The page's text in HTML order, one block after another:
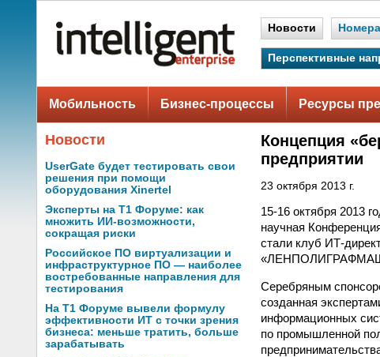
Новости Номера
Перспективные
Мобильность Бизнес-процессы Ресурсы
Новости
UserGate будет тестировать свои
решения при помощи
оборудования Xinertel
Эксперты на Т1 Форуме: как
множить ИИ-возможности,
сокращая риски
Российское ПО виртуализации и
инфраструктурное ПО — наиболее
востребованные направления для
тестирования
На Т1 Форуме вывели формулу
эффективности ИТ с точки зрения
бизнеса: меньше тратить, больше
зарабатывать
Концепция
предприятии
23 октября 2013 г.
15-16 октября 2013
научная
стали клуб ИТ-
Серебряным
созданная
информационных
по промышленной